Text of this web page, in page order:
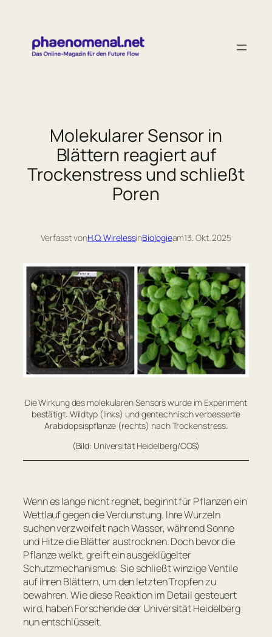
springen
Molekularer Sensor in
Blättern reagiert auf
Trockenstress und schließt
Poren
Verfasst vonH.O. WirelessinBiologieam13. Okt. 2025
Die Wirkung des molekularen Sensors wurde im Experiment
bestätigt: Wildtyp (links) und gentechnisch verbesserte
Arabidopsispflanze (rechts) nach Trockenstress.
(Bild: Universität Heidelberg/COS)
Wenn es lange nicht regnet, beginnt für Pflanzen ein
Wettlauf gegen die Verdunstung. Ihre Wurzeln
suchen verzweifelt nach Wasser, während Sonne
und Hitze die Blätter austrocknen. Doch bevor die
Pflanze welkt, greift ein ausgeklügelter
Schutzmechanismus: Sie schließt winzige Ventile
auf ihren Blättern, um den letzten Tropfen zu
bewahren. Wie diese Reaktion im Detail gesteuert
wird, haben Forschende der Universität Heidelberg
nun entschlüsselt.